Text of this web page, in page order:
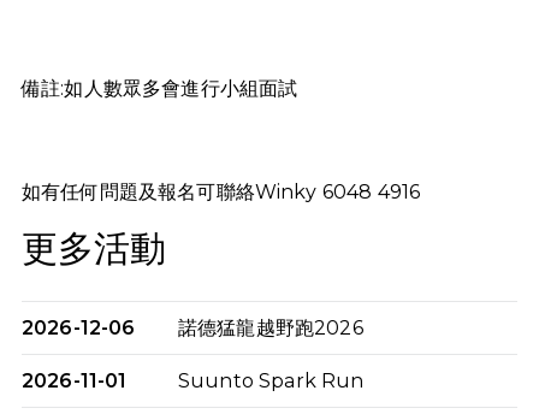
備註:如人數眾多會進行小組面試
如有任何問題及報名可聯絡Winky 6048 4916
更多活動
2026-12-06 諾德猛龍越野跑2026
2026-11-01 Suunto Spark Run